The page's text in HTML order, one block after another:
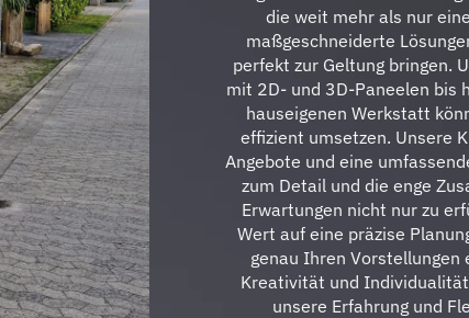
die weit mehr als nur
maßgeschneiderte
perfekt zur Geltung bringen.
mit 2D- und 3D-Paneelen bis
hauseigenen Werkstatt
effizient umsetzen. Unsere
Angebote und eine
zum Detail und die enge
Erwartungen nicht nur zu
Wert auf eine präzise
genau Ihren Vorstellungen
Kreativität und
unsere Erfahrung und